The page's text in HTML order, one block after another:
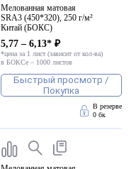
Мелованная матовая
SRA3 (450*320), 250 г/м²
Китай (БОКС)
5,77 – 6,13* ₽
*цена за 1 лист (зависит от кол-ва)
в БОКСе – 1000 листов
Быстрый просмотр /
Покупка
В резерве
0 бк